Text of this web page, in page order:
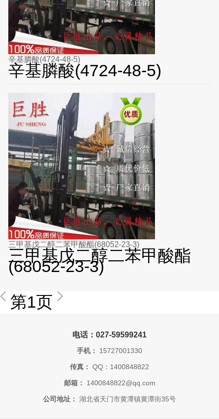
辛基膦酸(4724-48-5)
辛基膦酸(4724-48-5)
三甲基戊二醇二苯甲酸酯(68052-23-3)
三甲基戊二醇二苯甲酸酯
(68052-23-3)
第1页
电话：027-59599241
手机： 15727001330
传真： QQ：1400848822
邮箱： 1400848822@qq.com
公司地址： 湖北省天门市黄潭镇黄潭街35号